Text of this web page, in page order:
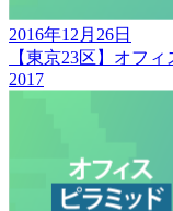
2016年12月26日
【東京23区】オフ
2017